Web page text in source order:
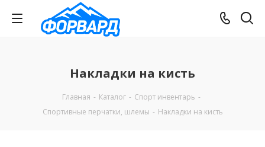
Накладки на кисть
Главная - Каталог - Спорт инвентарь -
Спортивные перчатки, шлемы - Накладки на кисть